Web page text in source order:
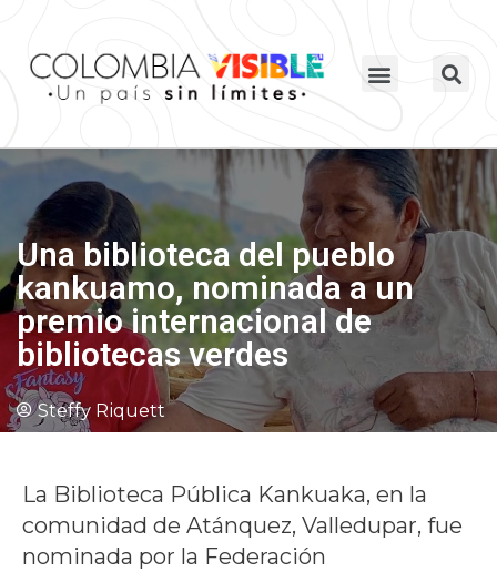
Una biblioteca del pueblo
kankuamo, nominada a un
premio internacional de
bibliotecas verdes
Steffy Riquett
La Biblioteca Pública Kankuaka, en la
comunidad de Atánquez, Valledupar, fue
nominada por la Federación